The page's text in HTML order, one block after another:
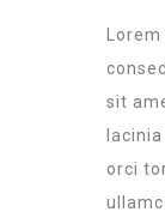
sit
orci